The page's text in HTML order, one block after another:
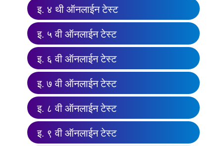
इ. ४ थी ऑनलाईन टेस्ट
इ. ५ वी ऑनलाईन टेस्ट
इ. ६ वी ऑनलाईन टेस्ट
इ. ७ वी ऑनलाईन टेस्ट
इ. ८ वी ऑनलाईन टेस्ट
इ. ९ वी ऑनलाईन टेस्ट